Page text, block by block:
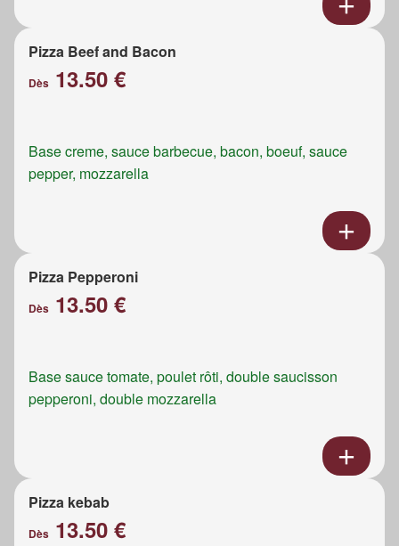
Pizza Beef and Bacon
Dès 13.50 €
Base creme, sauce barbecue, bacon, boeuf, sauce
pepper, mozzarella
Pizza Pepperoni
Dès 13.50 €
Base sauce tomate, poulet rôti, double saucisson
pepperoni, double mozzarella
Pizza kebab
Dès 13.50 €